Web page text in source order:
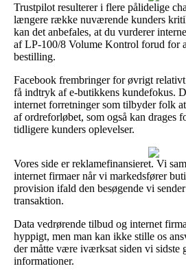
Trustpilot resulterer i flere pålidelige
længere række nuværende kunders
kan det anbefales, at du vurderer
af LP-100/8 Volume Kontrol forud for
bestilling.
Facebook frembringer for øvrigt
få indtryk af e-butikkens kundefokus.
internet forretninger som tilbyder folk
af ordreforløbet, som også kan drages
tidligere kunders oplevelser.
Vores side er reklamefinansieret. Vi
internet firmaer når vi markedsfører
provision ifald den besøgende vi
transaktion.
Data vedrørende tilbud og internet
hyppigt, men man kan ikke stille os
der måtte være iværksat siden vi sidste
informationer.